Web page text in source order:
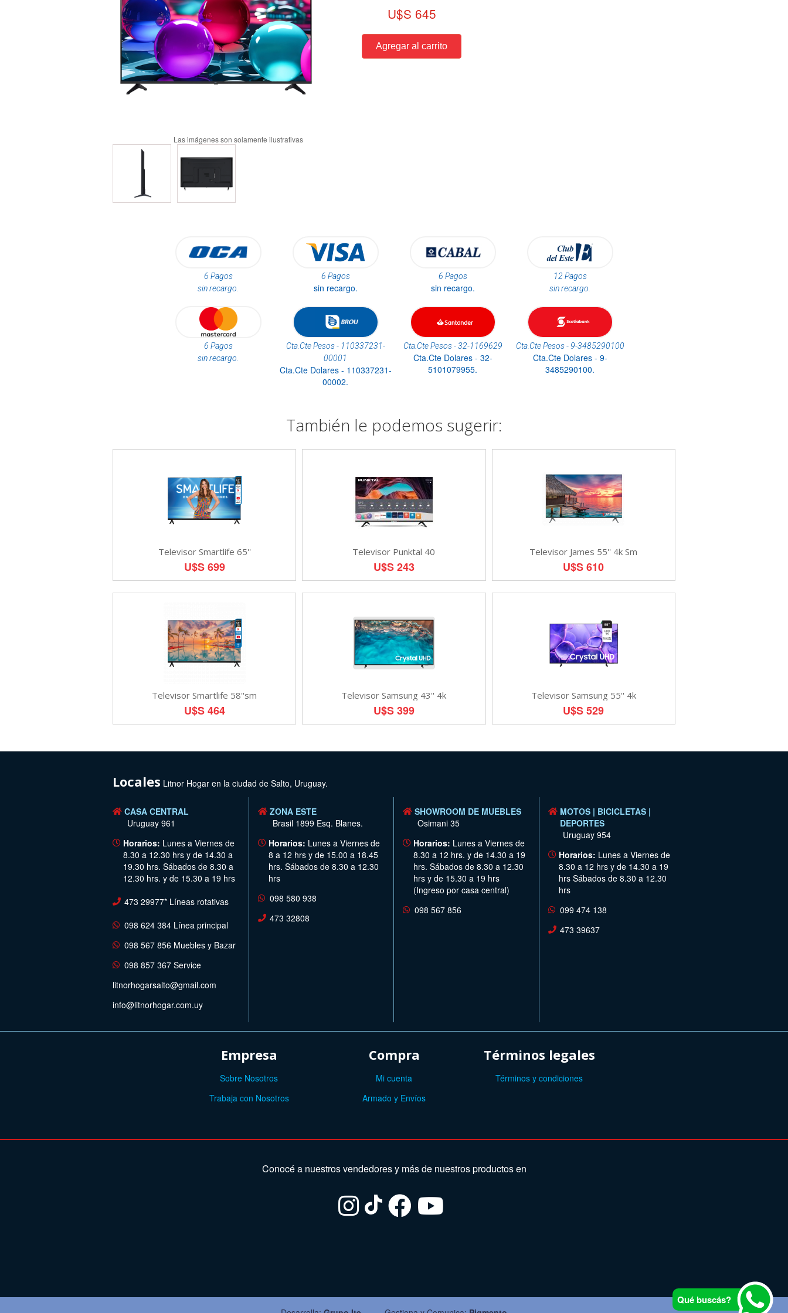
U$S 645
6 Pagos
sin recargo.
6 Pagos
sin recargo.
6 Pagos
sin recargo.
12 Pagos
sin recargo.
6 Pagos
sin recargo.
Cta.Cte Pesos - 110337231-
00001
Cta.Cte Dolares - 110337231-
00002.
Cta.Cte Pesos - 32-1169629
Cta.Cte Dolares - 32-
5101079955.
Cta.Cte Pesos - 9-3485290100
Cta.Cte Dolares - 9-
3485290100.
También le podemos sugerir:
Televisor Smartlife 65''
U$S 699
Televisor Punktal 40
U$S 243
Televisor James 55'' 4k Sm
U$S 610
Televisor Smartlife 58''sm
U$S 464
Televisor Samsung 43'' 4k
U$S 399
Televisor Samsung 55'' 4k
U$S 529
Locales Litnor Hogar en la ciudad de Salto, Uruguay.
CASA CENTRAL
Uruguay 961
Horarios: Lunes a Viernes de
8.30 a 12.30 hrs y de 14.30 a
19.30 hrs. Sábados de 8.30 a
12.30 hrs. y de 15.30 a 19 hrs
473 29977* Líneas rotativas
098 624 384 Línea principal
098 567 856 Muebles y Bazar
098 857 367 Service
litnorhogarsalto@gmail.com
info@litnorhogar.com.uy
ZONA ESTE
Brasil 1899 Esq. Blanes.
Horarios: Lunes a Viernes de
8 a 12 hrs y de 15.00 a 18.45
hrs. Sábados de 8.30 a 12.30
hrs
098 580 938
473 32808
SHOWROOM DE MUEBLES
Osimani 35
Horarios: Lunes a Viernes de
8.30 a 12 hrs. y de 14.30 a 19
hrs. Sábados de 8.30 a 12.30
hrs y de 15.30 a 19 hrs
(Ingreso por casa central)
098 567 856
MOTOS | BICICLETAS |
DEPORTES
Uruguay 954
Horarios: Lunes a Viernes de
8.30 a 12 hrs y de 14.30 a 19
hrs Sábados de 8.30 a 12.30
hrs
099 474 138
473 39637
Empresa
Sobre Nosotros
Trabaja con Nosotros
Compra
Mi cuenta
Armado y Envíos
Términos legales
Términos y condiciones
Conocé a nuestros vendedores y más de nuestros productos en
Qué buscás?